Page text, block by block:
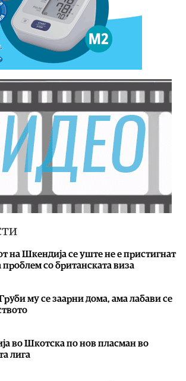
на Шкендија се уште не е пристигнат
со британската виза
му се заарни дома, ама лабави се
во Шкотска по нов пласман во
лига